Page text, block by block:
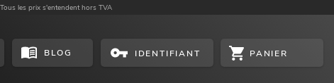
les prix s'entendent hors TVA
BLOG IDENTIFIANT PANIER